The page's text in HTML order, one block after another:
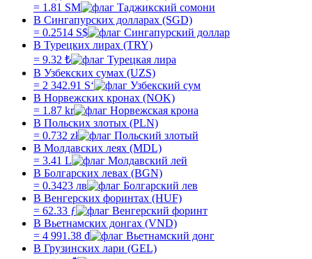
= 1.81 SM
В Сингапурских долларах (SGD)
= 0.2514 S$
В Турецких лирах (TRY)
= 9.32 ₺
В Узбекских сумах (UZS)
= 2 342.91 Sʻ
В Норвежских кронах (NOK)
= 1.87 kr
В Польских злотых (PLN)
= 0.732 zł
В Молдавских леях (MDL)
= 3.41 L
В Болгарских левах (BGN)
= 0.3423 лв
В Венгерских форинтах (HUF)
= 62.33 ƒ
В Вьетнамских донгах (VND)
= 4 991.38 ₫
В Грузинских лари (GEL)